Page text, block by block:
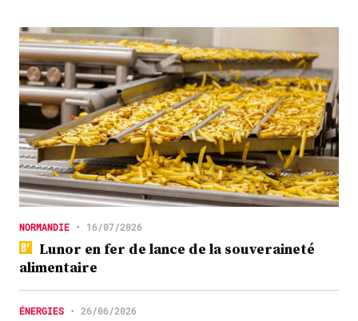
NORMANDIE • 16/07/2026
Lunor en fer de lance de la souveraineté
alimentaire
ÉNERGIES • 26/06/2026